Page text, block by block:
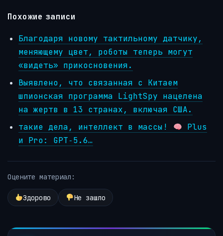
Похожие записи
Благодаря новому тактильному датчику,
меняющему цвет, роботы теперь могут
«видеть» прикосновения.
Выявлено, что связанная с Китаем
шпионская программа LightSpy нацелена
на жертв в 13 странах, включая США.
такие дела, интеллект в массы!
Plus
и Pro: GPT‑5.6…
Оцените материал:
Здорово Не зашло